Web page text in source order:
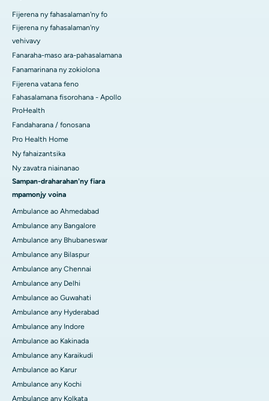
Fijerena ny fahasalaman'ny fo
Fijerena ny fahasalaman'ny
vehivavy
Fanaraha-maso ara-pahasalamana
Fanamarinana ny zokiolona
Fijerena vatana feno
Fahasalamana fisorohana - Apollo
ProHealth
Fandaharana / fonosana
Pro Health Home
Ny fahaizantsika
Ny zavatra niainanao
Sampan-draharahan'ny fiara
mpamonjy voina
Ambulance ao Ahmedabad
Ambulance any Bangalore
Ambulance any Bhubaneswar
Ambulance any Bilaspur
Ambulance any Chennai
Ambulance any Delhi
Ambulance ao Guwahati
Ambulance any Hyderabad
Ambulance any Indore
Ambulance ao Kakinada
Ambulance any Karaikudi
Ambulance ao Karur
Ambulance any Kochi
Ambulance any Kolkata